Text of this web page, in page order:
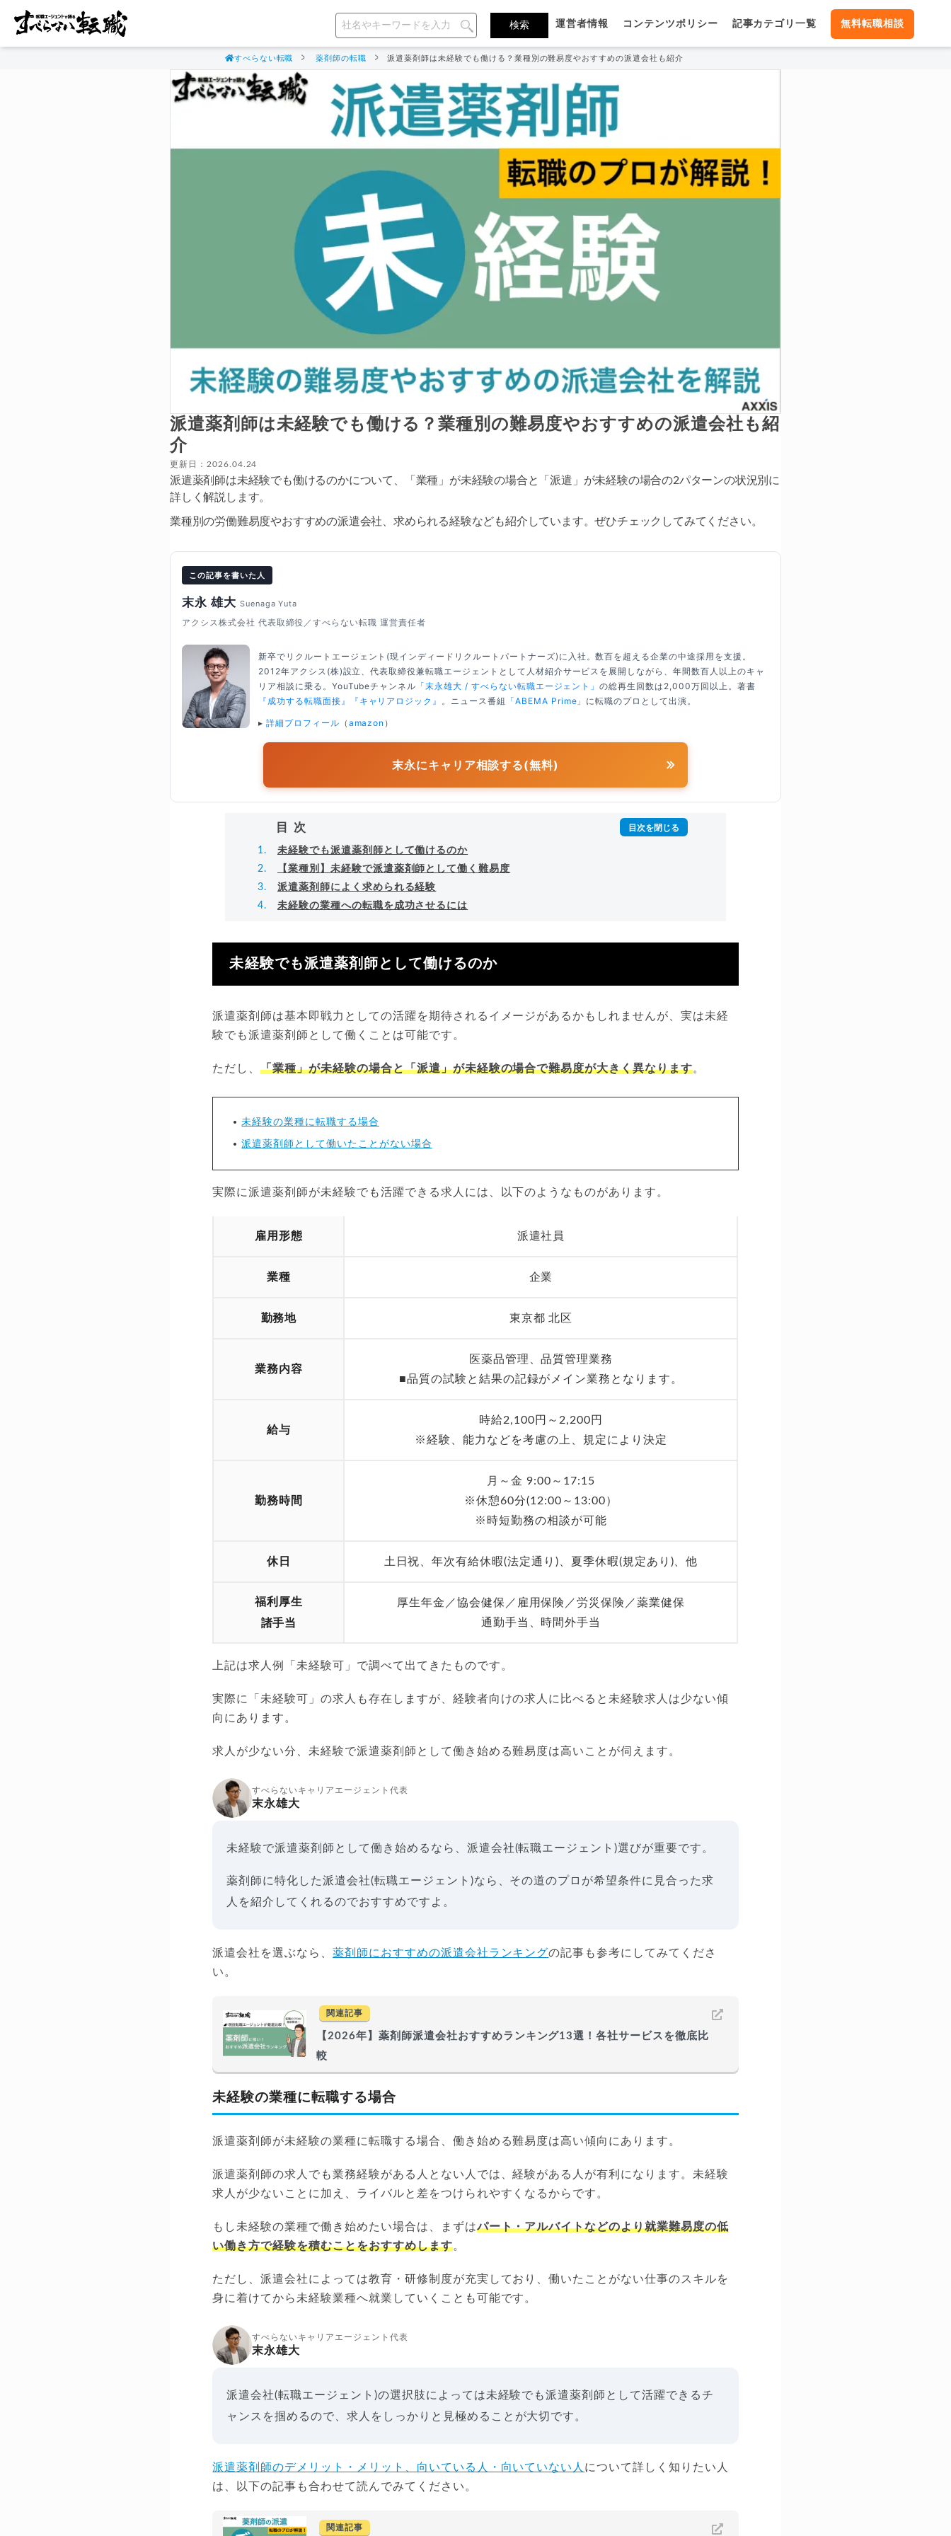
運営者情報 コンテンツポリシー 記事カテゴリ一覧 無料転職相談
すべらない転職 薬剤師の転職 派遣薬剤師は未経験でも働ける？業種別の難易度やおすすめの派遣会社も紹介
派遣薬剤師は未経験でも働ける？業種別の難易度やおすすめの派遣会社も紹
介
更新日：2026.04.24
派遣薬剤師は未経験でも働けるのかについて、「業種」が未経験の場合と「派遣」が未経験の場合の2パターンの状況別に
詳しく解説します。
業種別の労働難易度やおすすめの派遣会社、求められる経験なども紹介しています。ぜひチェックしてみてください。
この記事を書いた人
末永 雄大 Suenaga Yuta
アクシス株式会社 代表取締役／すべらない転職 運営責任者
新卒でリクルートエージェント(現インディードリクルートパートナーズ)に入社。数百を超える企業の中途採用を支援。
2012年アクシス(株)設立、代表取締役兼転職エージェントとして人材紹介サービスを展開しながら、年間数百人以上のキャ
リア相談に乗る。YouTubeチャンネル 「末永雄大 / すべらない転職エージェント」の総再生回数は2,000万回以上。著書
『成功する転職面接』
『キャリアロジック』 。ニュース番組 「ABEMA Prime」 に転職のプロとして出演。
▸ 詳細プロフィール （ amazon ）
末永にキャリア相談する(無料)
目次
未経験でも派遣薬剤師として働けるのか
【業種別】未経験で派遣薬剤師として働く難易度
派遣薬剤師によく求められる経験
未経験の業種への転職を成功させるには
未経験でも派遣薬剤師として働けるのか
派遣薬剤師は基本即戦力としての活躍を期待されるイメージがあるかもしれませんが、実は未経
験でも派遣薬剤師として働くことは可能です。
ただし、「業種」が未経験の場合と「派遣」が未経験の場合で難易度が大きく異なります。
未経験の業種に転職する場合
派遣薬剤師として働いたことがない場合
実際に派遣薬剤師が未経験でも活躍できる求人には、以下のようなものがあります。
雇用形態 派遣社員
業種 企業
勤務地 東京都 北区
業務内容
医薬品管理、品質管理業務
■品質の試験と結果の記録がメイン業務となります。
給与
時給2,100円～2,200円
※経験、能力などを考慮の上、規定により決定
勤務時間
月～金 9:00～17:15
※休憩60分(12:00～13:00）
※時短勤務の相談が可能
休日 土日祝、年次有給休暇(法定通り)、夏季休暇(規定あり)、他
福利厚生
諸手当
厚生年金／協会健保／雇用保険／労災保険／薬業健保
通勤手当、時間外手当
上記は求人例「未経験可」で調べて出てきたものです。
実際に「未経験可」の求人も存在しますが、経験者向けの求人に比べると未経験求人は少ない傾
向にあります。
求人が少ない分、未経験で派遣薬剤師として働き始める難易度は高いことが伺えます。
すべらないキャリアエージェント代表
末永雄大
未経験で派遣薬剤師として働き始めるなら、派遣会社(転職エージェント)選びが重要です。
薬剤師に特化した派遣会社(転職エージェント)なら、その道のプロが希望条件に見合った求
人を紹介してくれるのでおすすめですよ。
派遣会社を選ぶなら、薬剤師におすすめの派遣会社ランキングの記事も参考にしてみてくださ
い。
関連記事
【2026年】薬剤師派遣会社おすすめランキング13選！各社サービスを徹底比
較
未経験の業種に転職する場合
派遣薬剤師が未経験の業種に転職する場合、働き始める難易度は高い傾向にあります。
派遣薬剤師の求人でも業務経験がある人とない人では、経験がある人が有利になります。未経験
求人が少ないことに加え、ライバルと差をつけられやすくなるからです。
もし未経験の業種で働き始めたい場合は、まずはパート・アルバイトなどのより就業難易度の低
い働き方で経験を積むことをおすすめします。
ただし、派遣会社によっては教育・研修制度が充実しており、働いたことがない仕事のスキルを
身に着けてから未経験業種へ就業していくことも可能です。
すべらないキャリアエージェント代表
末永雄大
派遣会社(転職エージェント)の選択肢によっては未経験でも派遣薬剤師として活躍できるチ
ャンスを掴めるので、求人をしっかりと見極めることが大切です。
派遣薬剤師のデメリット・メリット、向いている人・向いていない人 について詳しく知りたい人
は、以下の記事も合わせて読んでみてください。
関連記事